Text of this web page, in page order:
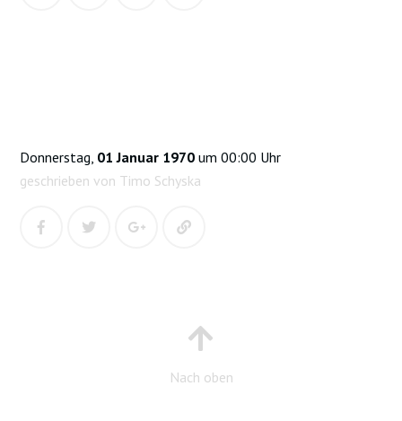
Donnerstag, 01 Januar 1970 um 00:00 Uhr
geschrieben von Timo Schyska
Nach oben